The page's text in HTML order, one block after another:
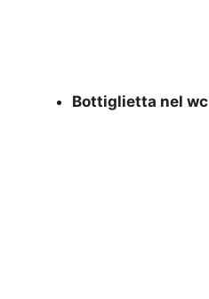
Bottiglietta nel wc